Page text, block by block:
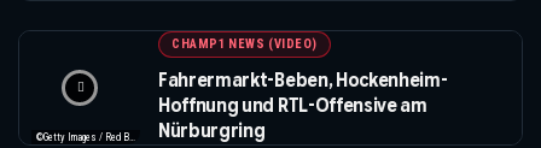
©Getty Images / Red Bull / XPB Images
CHAMP1 NEWS (VIDEO)
Fahrermarkt-Beben, Hockenheim-
Hoffnung und RTL-Offensive am
Nürburgring